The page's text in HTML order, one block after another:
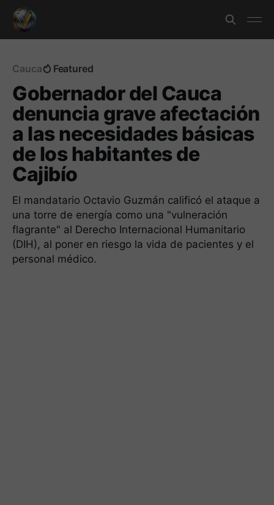
Cauca Featured
Gobernador del Cauca
denuncia grave afectación
a las necesidades básicas
de los habitantes de
Cajibío
El mandatario Octavio Guzmán calificó el ataque a
una torre de energía como una "vulneración
flagrante" al Derecho Internacional Humanitario
(DIH), al poner en riesgo la vida de pacientes y el
personal médico.